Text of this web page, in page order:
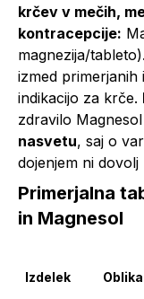
krčev v mečih,
kontracepcije:
magnezija/
izmed primerjanih
indikacijo za krče.
zdravilo Magnesol
nasvetu, saj o
dojenjem ni dovolj
Primerjalna
in Magnesol
Izdelek Oblika